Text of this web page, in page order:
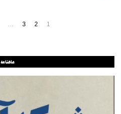
1
2
3
…
ماهنامه